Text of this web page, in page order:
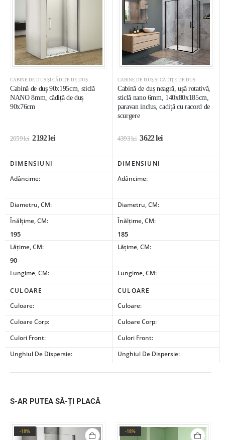
CABINE DE DUȘ ȘI CĂDIȚE DE DUȘ
Cabină de duș 90x195cm, sticlă
NANO 8mm, cădiță de duș
90x76cm
2659lei 2192lei
CABINE DE DUȘ ȘI CĂDIȚE DE DUȘ
Cabină de duș neagră, ușă rotativă,
sticlă nano 6mm, 140x80x185cm,
paravan inclus, cadiță cu racord de
scurgere
4393lei 3622lei
DIMENSIUNI
DIMENSIUNI
Adâncime:
Adâncime:
Diametru, CM:
Diametru, CM:
Înălțime, CM:
195
Înălțime, CM:
185
Lățime, CM:
90
Lățime, CM:
Lungime, CM: Lungime, CM:
CULOARE
CULOARE
Culoare:
Culoare:
Culoare Corp:
Culoare Corp:
Culori Front:
Culori Front:
Unghiul De Dispersie:
Unghiul De Dispersie:
S-AR PUTEA SĂ-ȚI PLACĂ
-18% -18%